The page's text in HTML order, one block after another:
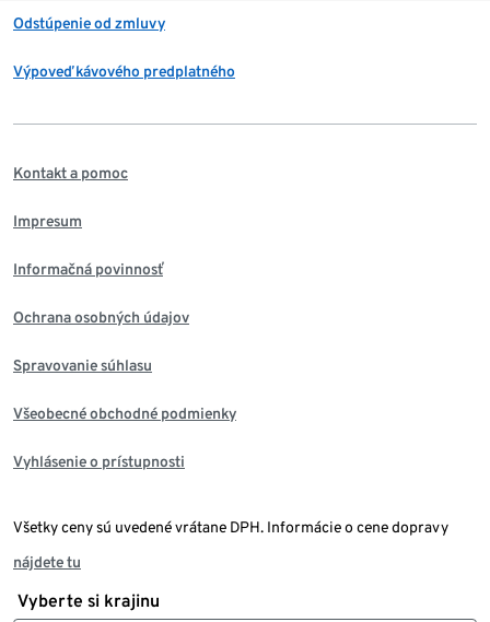
Odstúpenie od zmluvy
Výpoveď kávového predplatného
Kontakt a pomoc
Impresum
Informačná povinnosť
Ochrana osobných údajov
Spravovanie súhlasu
Všeobecné obchodné podmienky
Vyhlásenie o prístupnosti
Všetky ceny sú uvedené vrátane DPH. Informácie o cene dopravy
nájdete tu
Vyberte si krajinu